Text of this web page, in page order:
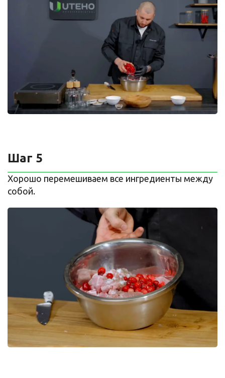
Шаг 5
Хорошо перемешиваем все ингредиенты между
собой.